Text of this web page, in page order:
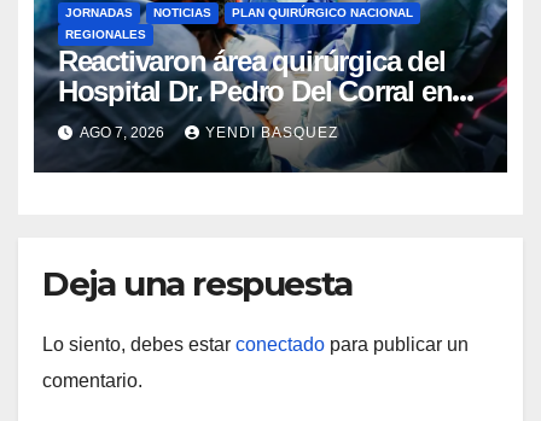
JORNADAS NOTICIAS
PLAN QUIRÚRGICO NACIONAL
REGIONALES
Reactivaron área quirúrgica del
Hospital Dr. Pedro Del Corral en
Guárico
AGO 7, 2026 YENDI BASQUEZ
Deja una respuesta
Lo siento, debes estar conectado para publicar un
comentario.